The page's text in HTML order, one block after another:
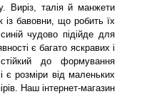
Виріз, талія й манжети
із бавовни, що робить їх
чудово підійде для
є багато яскравих і
до формування
є розміри від маленьких
Наш інтернет-магазин